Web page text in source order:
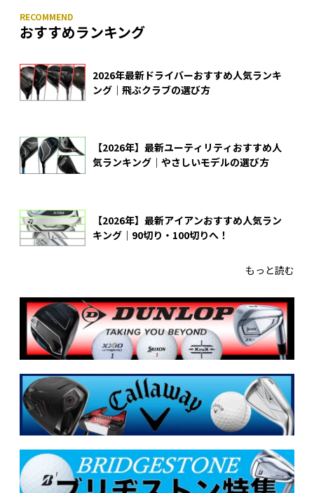
おすすめランキング
2026年最新ドライバーおすすめ人気ランキ
ング｜飛ぶクラブの選び方
【2026年】最新ユーティリティおすすめ人
気ランキング｜やさしいモデルの選び方
【2026年】最新アイアンおすすめ人気ラン
キング｜90切り・100切りへ！
もっと読む